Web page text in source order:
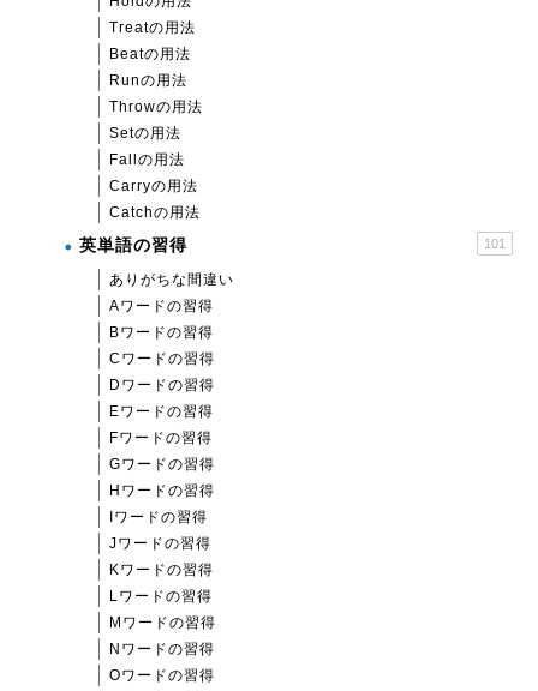
Treatの用法
Beatの用法
Runの用法
Throwの用法
Setの用法
Fallの用法
Carryの用法
Catchの用法
英単語の習得 101
ありがちな間違い
Aワードの習得
Bワードの習得
Cワードの習得
Dワードの習得
Eワードの習得
Fワードの習得
Gワードの習得
Hワードの習得
Iワードの習得
Jワードの習得
Kワードの習得
Lワードの習得
Mワードの習得
Nワードの習得
Oワードの習得